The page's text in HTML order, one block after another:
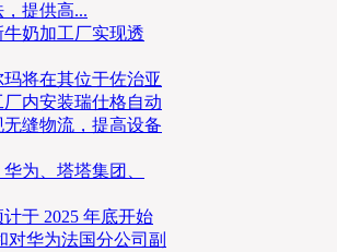
提供高...
奶加工厂实现透
将在其位于佐治亚
内安装瑞仕格自动
缝物流，提高设备
为、塔塔集团、
于 2025 年底开始
对华为法国分公司副